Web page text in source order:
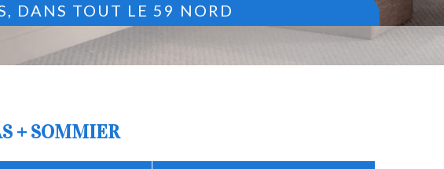
DANS TOUT LE 59 NORD
+ SOMMIER